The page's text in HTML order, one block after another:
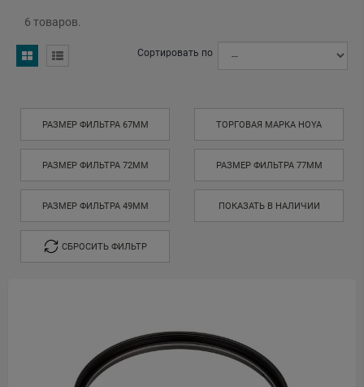
6 товаров.
Сортировать по
РАЗМЕР ФИЛЬТРА 67MM ТОРГОВАЯ МАРКА HOYA
РАЗМЕР ФИЛЬТРА 72MM РАЗМЕР ФИЛЬТРА 77MM
РАЗМЕР ФИЛЬТРА 49MM ПОКАЗАТЬ В НАЛИЧИИ
СБРОСИТЬ ФИЛЬТР